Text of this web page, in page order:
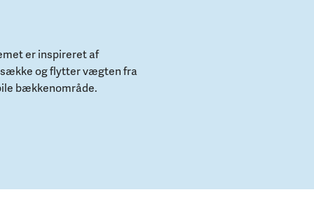
er inspireret af
og flytter vægten fra
bækkenområde.